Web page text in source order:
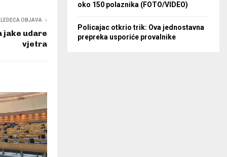
OBJAVA
jake udare
vjetra
oko 150 polaznika (FOTO/VIDEO)
Policajac otkrio trik: Ova jednostavna
prepreka usporiće provalnike